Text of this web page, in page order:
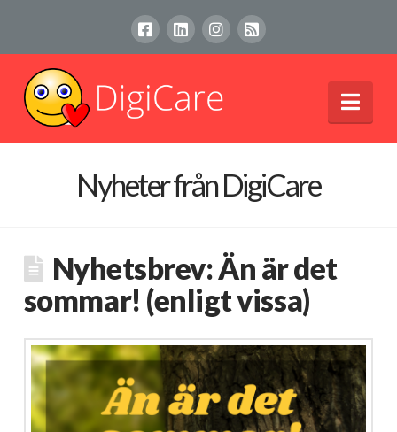
Nyheter från DigiCare
Nyhetsbrev: Än är det
sommar! (enligt vissa)